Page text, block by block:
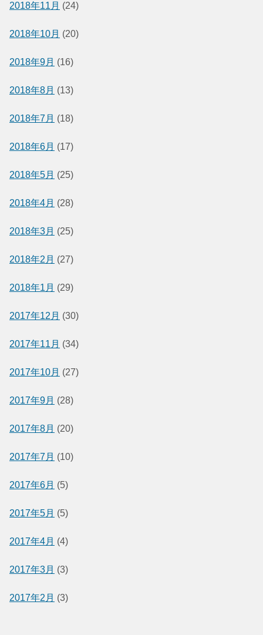
2018年11月 (24)
2018年10月 (20)
2018年9月 (16)
2018年8月 (13)
2018年7月 (18)
2018年6月 (17)
2018年5月 (25)
2018年4月 (28)
2018年3月 (25)
2018年2月 (27)
2018年1月 (29)
2017年12月 (30)
2017年11月 (34)
2017年10月 (27)
2017年9月 (28)
2017年8月 (20)
2017年7月 (10)
2017年6月 (5)
2017年5月 (5)
2017年4月 (4)
2017年3月 (3)
2017年2月 (3)